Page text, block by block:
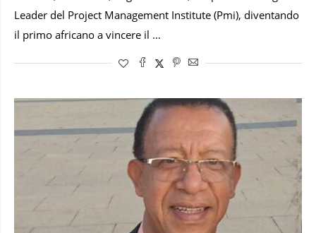
Leader del Project Management Institute (Pmi), diventando
il primo africano a vincere il …